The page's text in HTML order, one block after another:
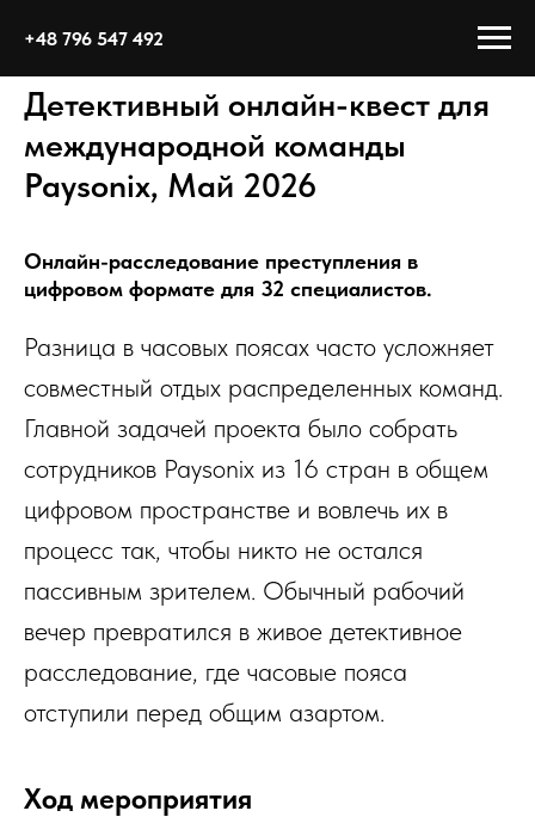
+48 796 547 492
Детективный онлайн-квест для
международной команды
Paysonix, Май 2026
Онлайн-расследование преступления в
цифровом формате для 32 специалистов.
Разница в часовых поясах часто усложняет
совместный отдых распределенных команд.
Главной задачей проекта было собрать
сотрудников Paysonix из 16 стран в общем
цифровом пространстве и вовлечь их в
процесс так, чтобы никто не остался
пассивным зрителем. Обычный рабочий
вечер превратился в живое детективное
расследование, где часовые пояса
отступили перед общим азартом.
Ход мероприятия